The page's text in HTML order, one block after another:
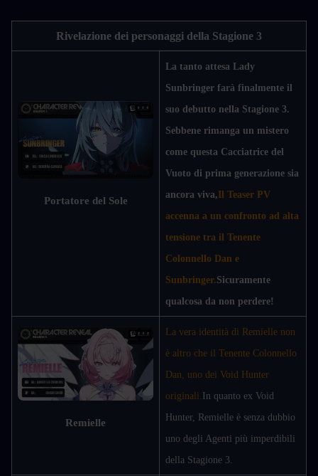
Rivelazione dei personaggi della Stagione 3
Portatore del Sole
La tanto attesa Lady
Sunbringer farà finalmente il
suo debutto nella Stagione 3.
Sebbene rimanga un mistero
come questa Cacciatrice del
Vuoto di prima generazione sia
ancora viva, Il Teaser PV
accenna a un confronto ad alta
tensione tra il Tenente
Colonnello Dan e
Sunbringer.Sicuramente
qualcosa da non perdere!
Remielle
La vera identità di Remielle non
è altro che il Tenente Colonnello
Dan, uno dei Void Hunter
originali. In quanto ex Void
Hunter, Remielle è senza dubbio
uno degli Agenti più imperdibili
della Stagione 3.